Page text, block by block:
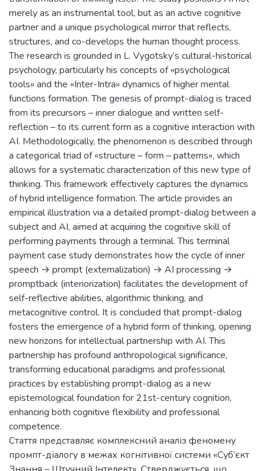
merely as an instrumental tool, but as an active cognitive
partner and a unique psychological mirror that reflects,
structures, and co-develops the human thought process.
The research is grounded in L. Vygotsky’s cultural-historical
psychology, particularly his concepts of «psychological
tools» and the «Inter-Intra» dynamics of higher mental
functions formation. The genesis of prompt-dialog is traced
from its precursors – inner dialogue and written self-
reflection – to its current form as a cognitive interaction with
AI. Methodologically, the phenomenon is described through
a categorical triad of «structure – form – patterns», which
allows for a systematic characterization of this new type of
thinking. This framework effectively captures the dynamics
of hybrid intelligence formation. The article provides an
empirical illustration via a detailed prompt-dialog between a
subject and AI, aimed at acquiring the cognitive skill of
performing payments through a terminal. This terminal
payment case study demonstrates how the cycle of inner
speech → prompt (externalization) → AI processing →
promptback (interiorization) facilitates the development of
self-reflective abilities, algorithmic thinking, and
metacognitive control. It is concluded that prompt-dialog
fosters the emergence of a hybrid form of thinking, opening
new horizons for intellectual partnership with AI. This
partnership has profound anthropological significance,
transforming educational paradigms and professional
practices by establishing prompt-dialog as a new
epistemological foundation for 21st-century cognition,
enhancing both cognitive flexibility and professional
competence.
Стаття представляє комплексний аналіз феномену
промпт-діалогу в межах когнітивної системи «Суб’єкт